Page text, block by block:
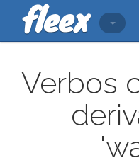
Verbos